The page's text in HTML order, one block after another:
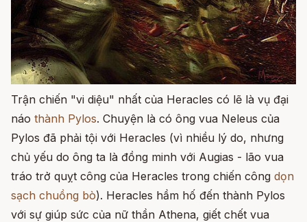
Trận chiến "vi diệu" nhất của Heracles có lẽ là vụ đại
náo thành Pylos. Chuyện là có ông vua Neleus của
Pylos đã phải tội với Heracles (vì nhiều lý do, nhưng
chủ yếu do ông ta là đồng minh với Augias - lão vua
tráo trở quỵt công của Heracles trong chiến công dọn
sạch chuồng bò). Heracles hầm hố đến thành Pylos
với sự giúp sức của nữ thần Athena, giết chết vua